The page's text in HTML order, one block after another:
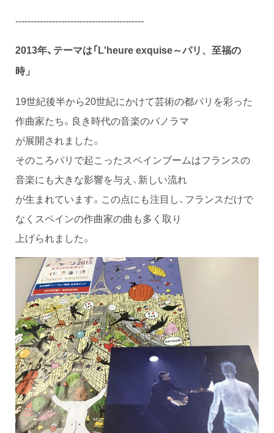
------------------------------------------
2013年、テーマは「L'heure exquise～パリ、至福の
時」
19世紀後半から20世紀にかけて芸術の都パリを彩った
作曲家たち。良き時代の音楽のパノラマ
が展開されました。
そのころパリで起こったスペインブームはフランスの
音楽にも大きな影響を与え、新しい流れ
が生まれています。この点にも注目し、フランスだけで
なくスペインの作曲家の曲も多く取り
上げられました。